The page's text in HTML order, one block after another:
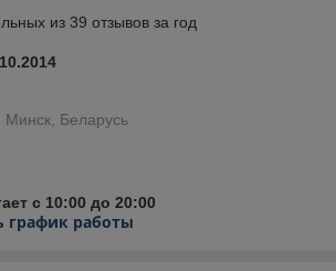
из 39 отзывов за год
Минск, Беларусь
с 10:00 до 20:00
график работы